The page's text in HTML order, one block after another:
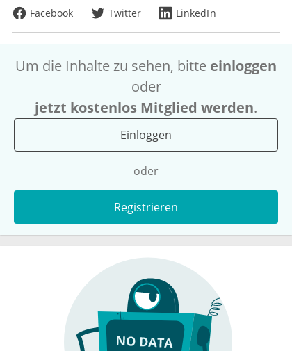
Facebook Twitter LinkedIn
Um die Inhalte zu sehen, bitte einloggen
oder
jetzt kostenlos Mitglied werden.
Einloggen
oder
Registrieren